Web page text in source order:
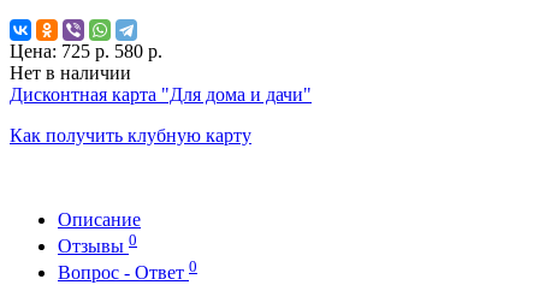
Цена: 725 р. 580 р.
Нет в наличии
Дисконтная карта "Для дома и дачи"
Как получить клубную карту
Описание
Отзывы 0
Вопрос - Ответ 0